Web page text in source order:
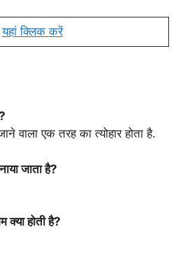
यहां क्लिक करें
वाला एक तरह का त्योहार होता है.
जाता है?
क्या होती है?